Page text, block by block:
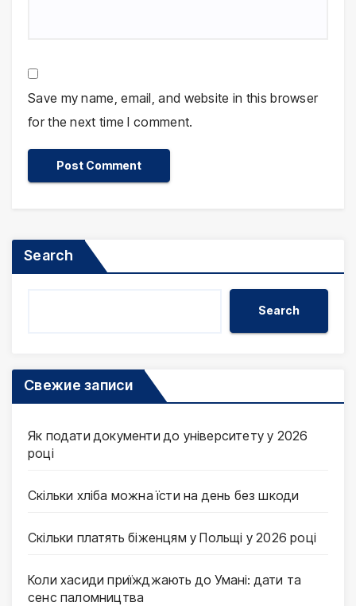
Save my name, email, and website in this browser
for the next time I comment.
Search
Search
Свежие записи
Як подати документи до університету у 2026
році
Скільки хліба можна їсти на день без шкоди
Скільки платять біженцям у Польщі у 2026 році
Коли хасиди приїжджають до Умані: дати та
сенс паломництва